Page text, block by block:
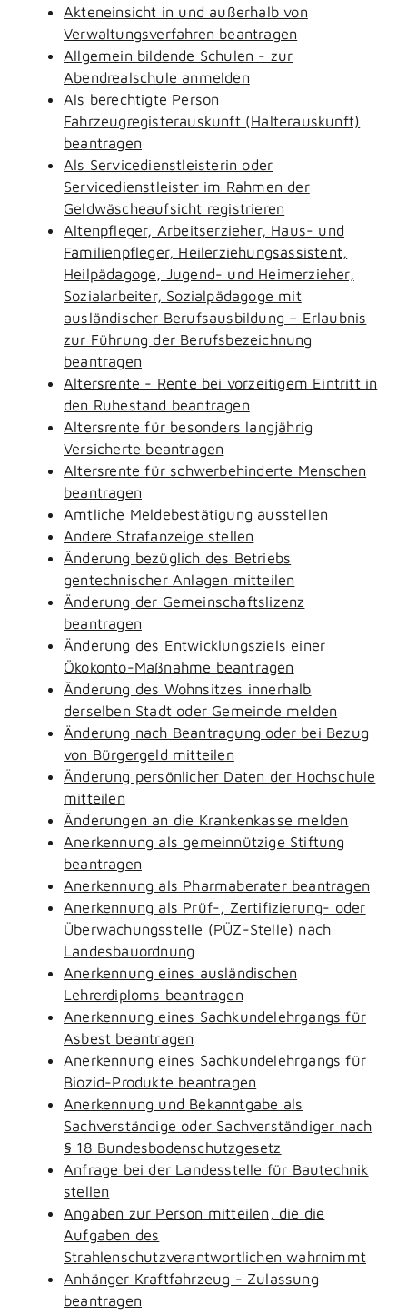
Akteneinsicht in und außerhalb von
Verwaltungsverfahren beantragen
Allgemein bildende Schulen - zur
Abendrealschule anmelden
Als berechtigte Person
Fahrzeugregisterauskunft (Halterauskunft)
beantragen
Als Servicedienstleisterin oder
Servicedienstleister im Rahmen der
Geldwäscheaufsicht registrieren
Altenpfleger, Arbeitserzieher, Haus- und
Familienpfleger, Heilerziehungsassistent,
Heilpädagoge, Jugend- und Heimerzieher,
Sozialarbeiter, Sozialpädagoge mit
ausländischer Berufsausbildung – Erlaubnis
zur Führung der Berufsbezeichnung
beantragen
Altersrente - Rente bei vorzeitigem Eintritt in
den Ruhestand beantragen
Altersrente für besonders langjährig
Versicherte beantragen
Altersrente für schwerbehinderte Menschen
beantragen
Amtliche Meldebestätigung ausstellen
Andere Strafanzeige stellen
Änderung bezüglich des Betriebs
gentechnischer Anlagen mitteilen
Änderung der Gemeinschaftslizenz
beantragen
Änderung des Entwicklungsziels einer
Ökokonto-Maßnahme beantragen
Änderung des Wohnsitzes innerhalb
derselben Stadt oder Gemeinde melden
Änderung nach Beantragung oder bei Bezug
von Bürgergeld mitteilen
Änderung persönlicher Daten der Hochschule
mitteilen
Änderungen an die Krankenkasse melden
Anerkennung als gemeinnützige Stiftung
beantragen
Anerkennung als Pharmaberater beantragen
Anerkennung als Prüf-, Zertifizierung- oder
Überwachungsstelle (PÜZ-Stelle) nach
Landesbauordnung
Anerkennung eines ausländischen
Lehrerdiploms beantragen
Anerkennung eines Sachkundelehrgangs für
Asbest beantragen
Anerkennung eines Sachkundelehrgangs für
Biozid-Produkte beantragen
Anerkennung und Bekanntgabe als
Sachverständige oder Sachverständiger nach
§ 18 Bundesbodenschutzgesetz
Anfrage bei der Landesstelle für Bautechnik
stellen
Angaben zur Person mitteilen, die die
Aufgaben des
Strahlenschutzverantwortlichen wahrnimmt
Anhänger Kraftfahrzeug - Zulassung
beantragen